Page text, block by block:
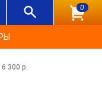
0
300 р.